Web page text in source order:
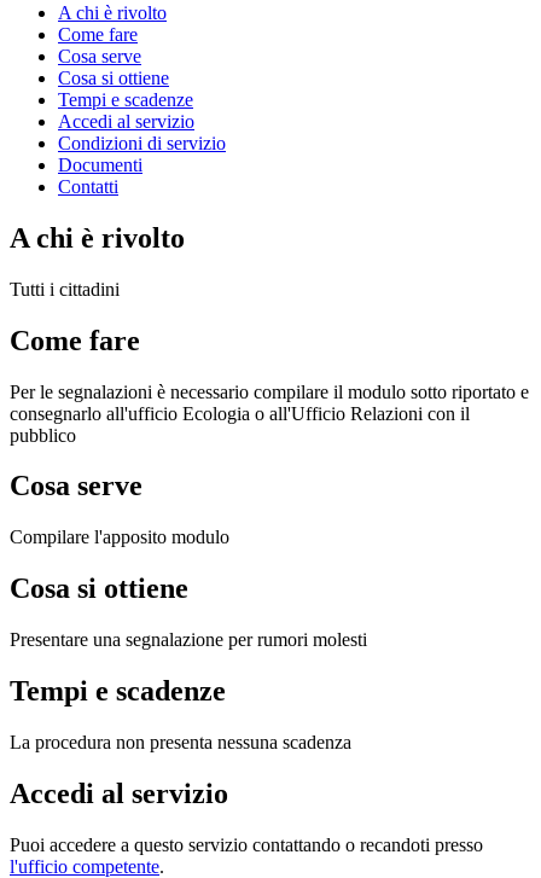
A chi è rivolto
Come fare
Cosa serve
Cosa si ottiene
Tempi e scadenze
Accedi al servizio
Condizioni di servizio
Documenti
Contatti
A chi è rivolto
Tutti i cittadini
Come fare
Per le segnalazioni è necessario compilare il modulo sotto riportato e
consegnarlo all'ufficio Ecologia o all'Ufficio Relazioni con il
pubblico
Cosa serve
Compilare l'apposito modulo
Cosa si ottiene
Presentare una segnalazione per rumori molesti
Tempi e scadenze
La procedura non presenta nessuna scadenza
Accedi al servizio
Puoi accedere a questo servizio contattando o recandoti presso
l'ufficio competente.